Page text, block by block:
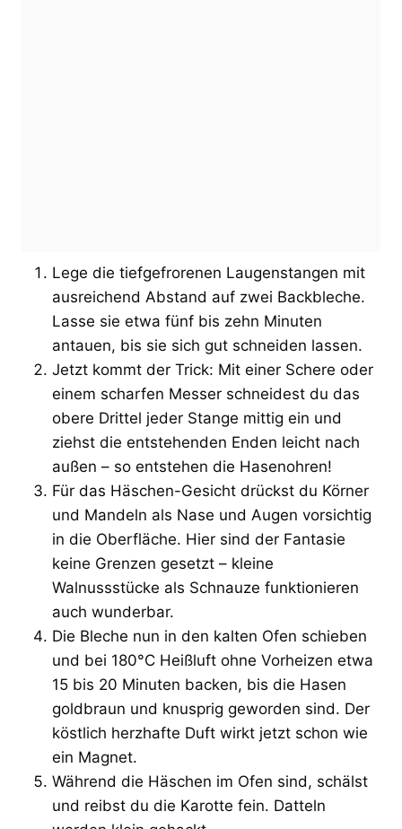
Lege die tiefgefrorenen Laugenstangen mit
ausreichend Abstand auf zwei Backbleche.
Lasse sie etwa fünf bis zehn Minuten
antauen, bis sie sich gut schneiden lassen.
Jetzt kommt der Trick: Mit einer Schere oder
einem scharfen Messer schneidest du das
obere Drittel jeder Stange mittig ein und
ziehst die entstehenden Enden leicht nach
außen – so entstehen die Hasenohren!
Für das Häschen-Gesicht drückst du Körner
und Mandeln als Nase und Augen vorsichtig
in die Oberfläche. Hier sind der Fantasie
keine Grenzen gesetzt – kleine
Walnussstücke als Schnauze funktionieren
auch wunderbar.
Die Bleche nun in den kalten Ofen schieben
und bei 180°C Heißluft ohne Vorheizen etwa
15 bis 20 Minuten backen, bis die Hasen
goldbraun und knusprig geworden sind. Der
köstlich herzhafte Duft wirkt jetzt schon wie
ein Magnet.
Während die Häschen im Ofen sind, schälst
und reibst du die Karotte fein. Datteln